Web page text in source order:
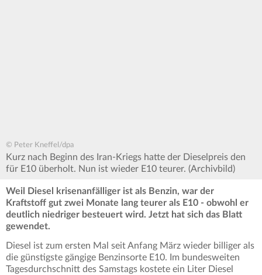
© Peter Kneffel/dpa
Kurz nach Beginn des Iran-Kriegs hatte der Dieselpreis den
für E10 überholt. Nun ist wieder E10 teurer. (Archivbild)
Weil Diesel krisenanfälliger ist als Benzin, war der
Kraftstoff gut zwei Monate lang teurer als E10 - obwohl er
deutlich niedriger besteuert wird. Jetzt hat sich das Blatt
gewendet.
Diesel ist zum ersten Mal seit Anfang März wieder billiger als
die günstigste gängige Benzinsorte E10. Im bundesweiten
Tagesdurchschnitt des Samstags kostete ein Liter Diesel